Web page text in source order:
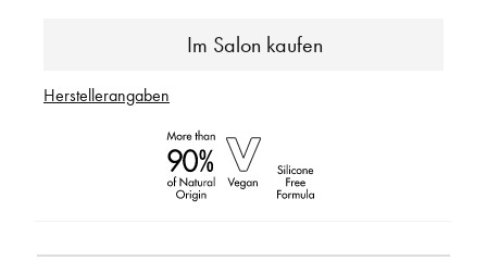
Im Salon kaufen
Herstellerangaben